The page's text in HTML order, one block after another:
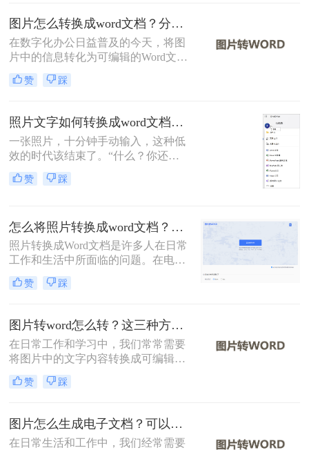
文档？”无论是会议纪要的拍照图、
纸质资料的扫描件，还是网页上无法
复制的截图，手动输入耗时费力还易
出错
图片怎么转换成word文档？分享三种实用方法指南！
在数字化办公日益普及的今天，将图
片中的信息转化为可编辑的Word文档
变得尤为重要。那么图片怎么转换成
word文档呢？本文将介绍三种常见的
赞 踩
照片文字如何转换成word文档？这4个方法轻松转换！
一张照片，十分钟手动输入，这种低
效的时代该结束了。“什么？你还在
对着照片一个字一个字敲键盘？”作
为一名与电脑办公软件打了多年交道
赞 踩
怎么将照片转换成word文档？教你三种转换方法！
照片转换成Word文档是许多人在日常
工作和生活中所面临的问题。在电子
文档的使用越来越广泛的今天，将照
片转换成可编辑的Word文档可以大大
转换成word文档呢？下面将详细介绍
几种将照片转换成Word文档的方法，
希望对您有所帮助。
赞 踩
图片转word怎么转？这三种方法学习一下！
在日常工作和学习中，我们常常需要
将图片中的文字内容转换成可编辑的
Word文档。那么图片转word怎么转
呢？为了帮助您轻松实现这一转换，
Word的方法。
赞 踩
图片怎么生成电子文档？可以试试这三个方法！
在日常生活和工作中，我们经常需要